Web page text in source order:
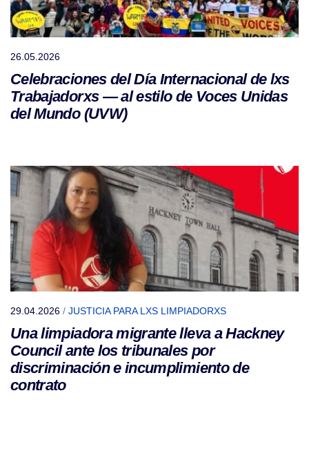
26.05.2026
Celebraciones del Día Internacional de lxs
Trabajadorxs — al estilo de Voces Unidas
del Mundo (UVW)
29.04.2026 / JUSTICIA PARA LXS LIMPIADORXS
Una limpiadora migrante lleva a Hackney
Council ante los tribunales por
discriminación e incumplimiento de
contrato